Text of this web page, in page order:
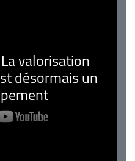
valorisation
désormais un